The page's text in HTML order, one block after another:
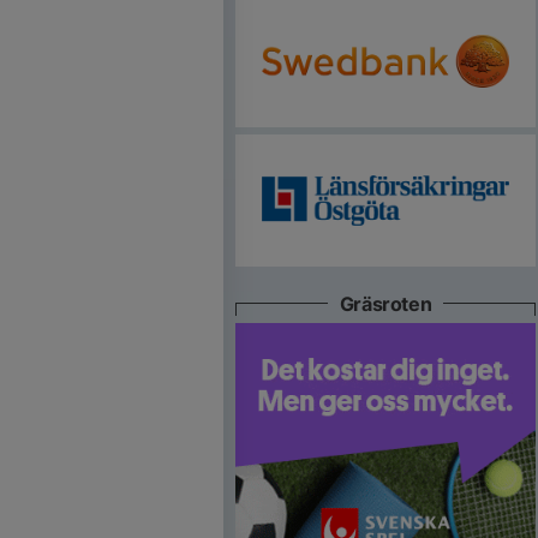
Gräsroten